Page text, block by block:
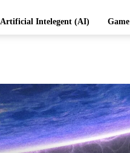
Artificial Intelegent (AI) Game